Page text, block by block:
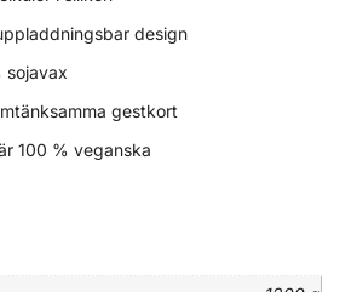
design
sojavax
gestkort
100 % veganska